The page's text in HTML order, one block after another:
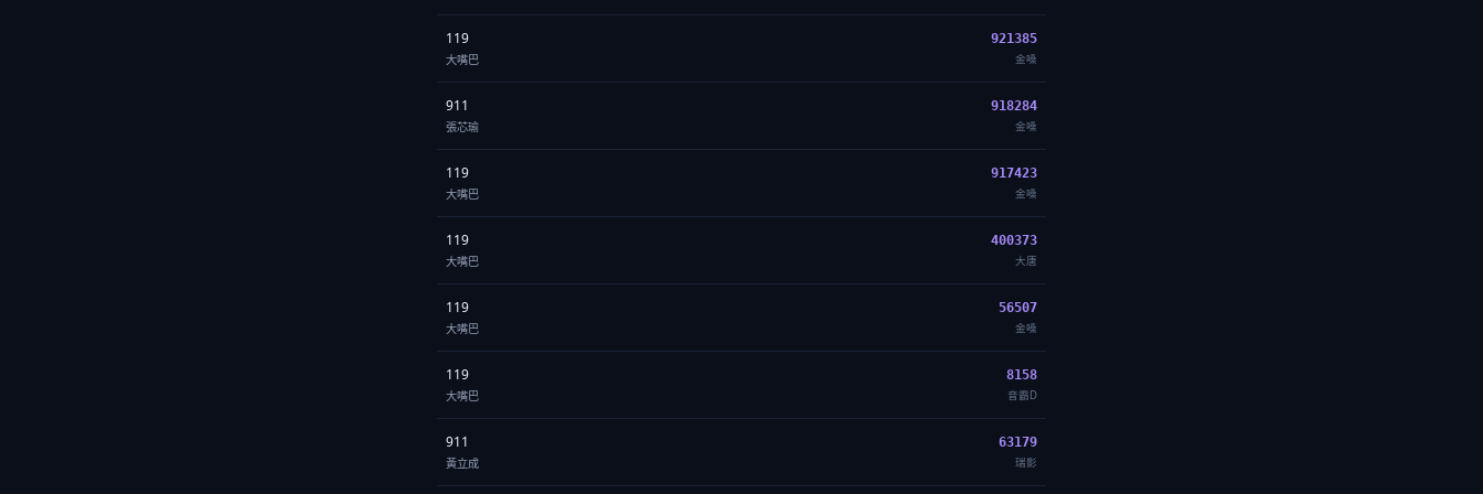
119
大嘴巴
921385
金嗓
911
張芯瑜
918284
金嗓
119
大嘴巴
917423
金嗓
119
大嘴巴
400373
大唐
119
大嘴巴
56507
金嗓
119
大嘴巴
8158
音霸D
911
黃立成
63179
瑞影